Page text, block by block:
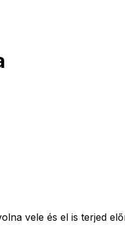
vele és el is terjed